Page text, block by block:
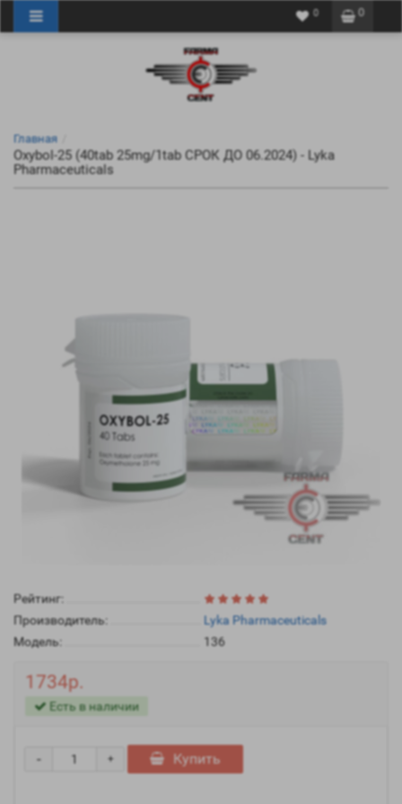
0
0
Главная
Oxybol-25 (40tab 25mg/1tab СРОК ДО 06.2024) - Lyka
Pharmaceuticals
Рейтинг:
Производитель:
Lyka Pharmaceuticals
Модель:
136
1734р.
Есть в наличии
+
- Купить